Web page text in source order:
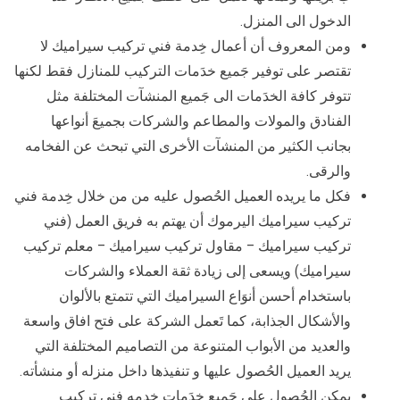
الدخول الى المنزل.
ومن المعروف أن أعمال خِدمة فني تركيب سيراميك لا
تقتصر على توفير جَميع خدَمات التركيب للمنازل فقط لكنها
تتوفر كافة الخدَمات الى جَميع المنشآت المختلفة مثل
الفنادق والمولات والمطاعم والشركات بجميعَ أنواعها
بجانب الكثير من المنشآت الأخرى التي تبحث عن الفخامه
والرقى.
فكل ما يريده العميل الحُصول عليه من من خلال خِدمة فني
تركيب سيراميك اليرموك أن يهتم به فريق العمل (فني
تركيب سيراميك – مقاول تركيب سيراميك – معلم تركيب
سيراميك) ويسعى إلى زيادة ثقة العملاء والشركات
باستخدام أحسن أنوَاع السيراميك التي تتمتع بالألوان
والأشكال الجذابة، كما تَعمل الشركة على فتح افاق واسعة
والعديد من الأبواب المتنوعة من التصاميم المختلفة التي
يريد العميل الحُصول عليها و تنفيذها داخل منزله أو منشأته.
يمكن الحُصول على جَميع خدَمات خدمه فني تركيب